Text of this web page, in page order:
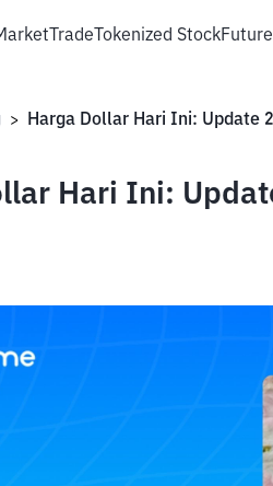
TradeTokenized Stock
>
Hari Ini: